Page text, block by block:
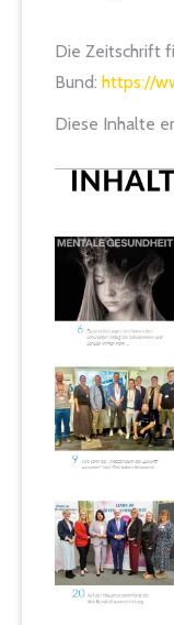
Die Zeitschrift
Bund: https://
Diese Inhalte